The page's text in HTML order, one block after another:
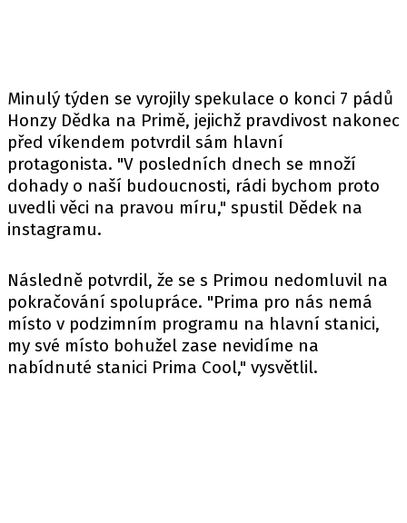
Minulý týden se vyrojily spekulace o konci 7 pádů
Honzy Dědka na Primě, jejichž pravdivost nakonec
před víkendem potvrdil sám hlavní
protagonista. "V posledních dnech se množí
dohady o naší budoucnosti, rádi bychom proto
uvedli věci na pravou míru," spustil Dědek na
instagramu.
Následně potvrdil, že se s Primou nedomluvil na
pokračování spolupráce. "Prima pro nás nemá
místo v podzimním programu na hlavní stanici,
my své místo bohužel zase nevidíme na
nabídnuté stanici Prima Cool," vysvětlil.